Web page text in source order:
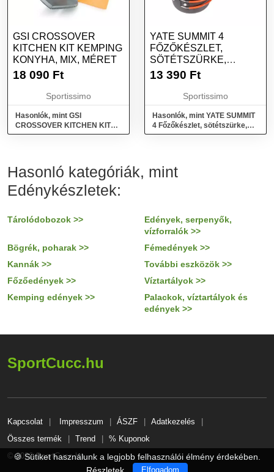
GSI CROSSOVER
KITCHEN KIT KEMPING
KONYHA, MIX, MÉRET
18 090 Ft
Sportissimo
Hasonlók, mint GSI
CROSSOVER KITCHEN KIT
Kemping konyha, mix, méret
YATE SUMMIT 4
FŐZŐKÉSZLET,
SÖTÉTSZÜRKE,
MÉRET
13 390 Ft
Sportissimo
Hasonlók, mint YATE SUMMIT
4 Főzőkészlet, sötétszürke,
méret
Hasonló kategóriák, mint
Edénykészletek:
Tárolódobozok >>
Edények, serpenyők,
vízforralók >>
Bögrék, poharak >>
Fémedények >>
Kannák >>
További eszközök >>
Főzőedények >>
Víztartályok >>
Kemping edények >>
Palackok, víztartályok és
edények >>
SportCucc.hu
Kapcsolat Impresszum ÁSZF
Adatkezelés
Összes termék
Trend
% Kuponok
© 2026 SportCucc.hu
🍪 Sütiket használunk a legjobb felhasználói élmény érdekében.
Részletek
Elfogadom